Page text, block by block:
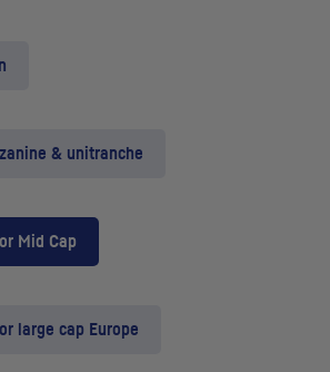
& unitranche
Mid Cap
large cap Europe